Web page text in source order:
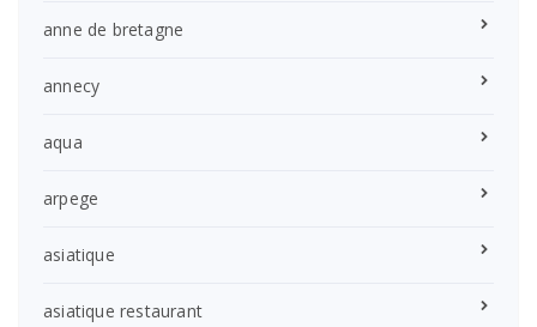
anne de bretagne
annecy
aqua
arpege
asiatique
asiatique restaurant